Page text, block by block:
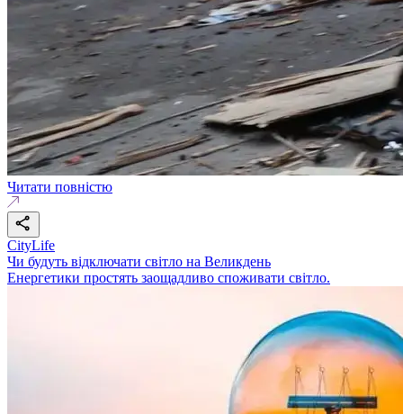
Читати повністю
CityLife
Чи будуть відключати світло на Великдень
Енергетики простять заощадливо споживати світло.